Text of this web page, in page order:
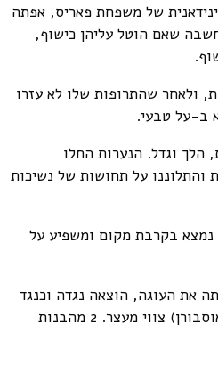
של משפחת פאריס, אפתה
שאם הוטל עליהן כישוף,
ולאחר שהתרופות שלו לא עזרו
ב-על טבעי.
הלך וגדל. הנערות החלו
והתלוננו על תחושות של נשיכות
נמצא בקרבת מקום ומשפיע על
את העוגה, הוצאה נגדה וכנגד
עוד 2 נשים (שרה גוד ושרה אוסבורן) צווי מעצר. 2 מהבנות